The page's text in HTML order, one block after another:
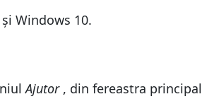
zona de notificare
Windows 10.
Ajutor, din fereastra